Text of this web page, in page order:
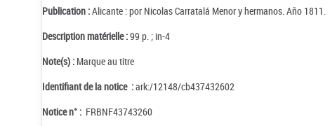
Publication :Alicante : por Nicolas Carratalá Menor y hermanos. Año 1811.
Description matérielle :99 p. ; in-4
Note(s) : Marque au titre
Identifiant de la notice :ark:/12148/cb437432602
Notice n° : FRBNF43743260